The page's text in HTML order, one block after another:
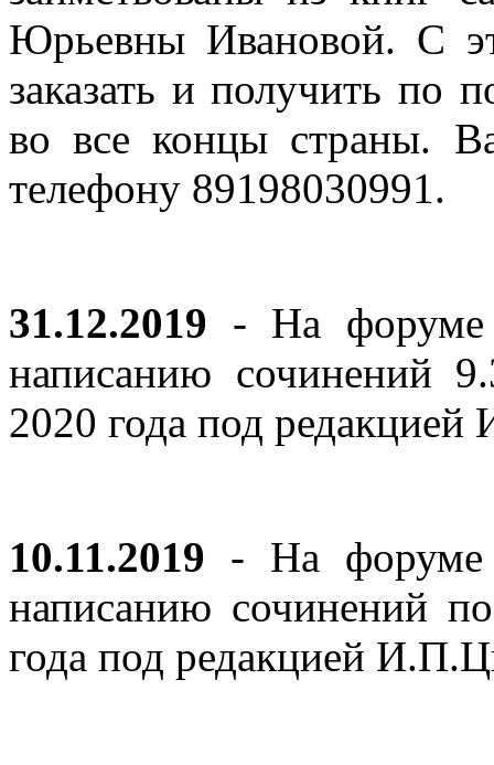
Юрьевны Ивановой. С
заказать и получить по
во все концы страны.
телефону 89198030991.
31.12.2019 - На форуме
написанию сочинений
2020 года под
10.11.2019 - На форуме
написанию сочинений
года под редакцией